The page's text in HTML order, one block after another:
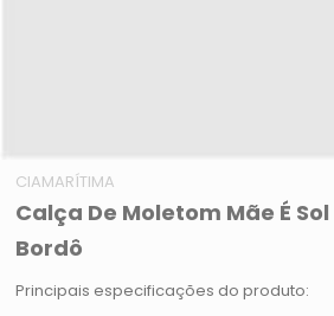
CIAMARÍTIMA
Calça De Moletom Mãe É
Bordô
Principais especificações do produto: